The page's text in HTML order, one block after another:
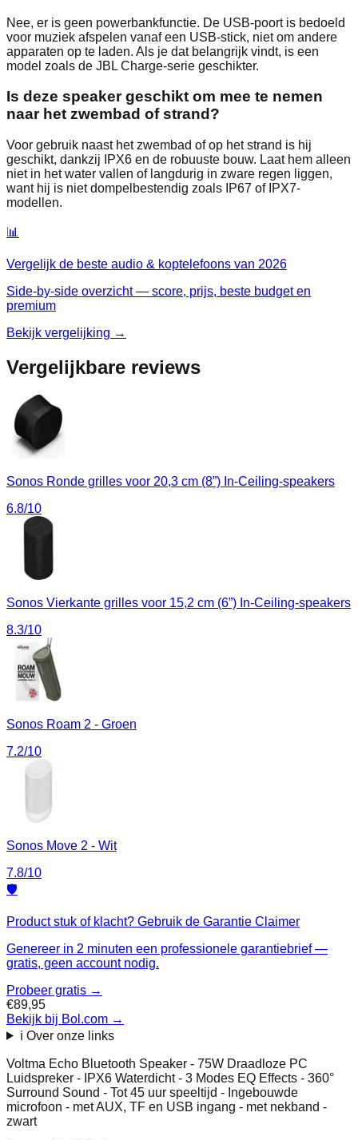
Nee, er is geen powerbankfunctie. De USB-poort is bedoeld
voor muziek afspelen vanaf een USB-stick, niet om andere
apparaten op te laden. Als je dat belangrijk vindt, is een
model zoals de JBL Charge-serie geschikter.
Is deze speaker geschikt om mee te nemen
naar het zwembad of strand?
Voor gebruik naast het zwembad of op het strand is hij
geschikt, dankzij IPX6 en de robuuste bouw. Laat hem alleen
niet in het water vallen of langdurig in zware regen liggen,
want hij is niet dompelbestendig zoals IP67 of IPX7-
modellen.
📊
Vergelijk de beste audio & koptelefoons van 2026
Side-by-side overzicht — score, prijs, beste budget en
premium
Bekijk vergelijking →
Vergelijkbare reviews
Sonos Ronde grilles voor 20,3 cm (8”) In-Ceiling-speakers
6.8/10
Sonos Vierkante grilles voor 15,2 cm (6”) In-Ceiling-speakers
8.3/10
Sonos Roam 2 - Groen
7.2/10
Sonos Move 2 - Wit
7.8/10
🛡️
Product stuk of klacht? Gebruik de Garantie Claimer
Genereer in 2 minuten een professionele garantiebrief —
gratis, geen account nodig.
Probeer gratis →
€89,95
Bekijk bij Bol.com →
ℹ️ Over onze links
Voltma Echo Bluetooth Speaker - 75W Draadloze PC
Luidspreker - IPX6 Waterdicht - 3 Modes EQ Effects - 360°
Surround Sound - Tot 45 uur speeltijd - Ingebouwde
microfoon - met AUX, TF en USB ingang - met nekband -
zwart